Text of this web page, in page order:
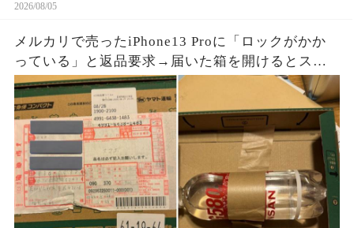
2026/08/05
メルカリで売ったiPhone13 Proに「ロックがかか
っている」と返品要求→届いた箱を開けるとスマ
ホはなく、重量を合わせたペットボトルが固定さ
れていた